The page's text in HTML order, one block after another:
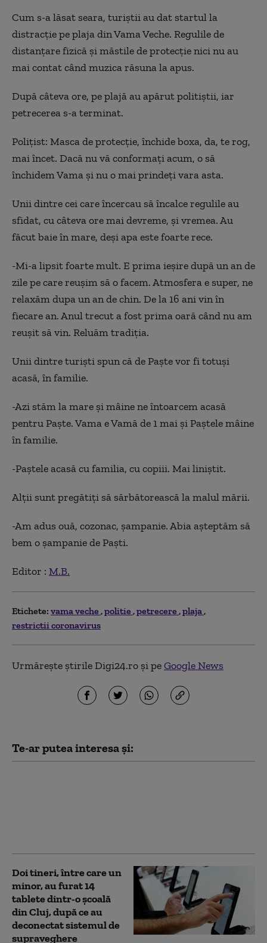
Cum s-a lăsat seara, turiștii au dat startul la
distracție pe plaja din Vama Veche. Regulile de
distanțare fizică și măstile de protecție nici nu au
mai contat când muzica răsuna la apus.
După câteva ore, pe plajă au apărut politiștii, iar
petrecerea s-a terminat.
Polițist: Masca de protecție, închide boxa, da, te rog,
mai încet. Dacă nu vă conformați acum, o să
închidem Vama și nu o mai prindeți vara asta.
Unii dintre cei care încercau să încalce regulile au
sfidat, cu câteva ore mai devreme, și vremea. Au
făcut baie în mare, deși apa este foarte rece.
-Mi-a lipsit foarte mult. E prima ieșire după un an de
zile pe care reușim să o facem. Atmosfera e super, ne
relaxăm dupa un an de chin. De la 16 ani vin în
fiecare an. Anul trecut a fost prima oară când nu am
reușit să vin. Reluăm tradiția.
Unii dintre turiști spun că de Paște vor fi totuși
acasă, în familie.
-Azi stăm la mare și mâine ne întoarcem acasă
pentru Paște. Vama e Vamă de 1 mai și Paștele mâine
în familie.
-Paștele acasă cu familia, cu copiii. Mai liniștit.
Alții sunt pregătiți să sărbătorească la malul mării.
-Am adus ouă, cozonac, șampanie. Abia așteptăm să
bem o șampanie de Paști.
Editor : M.B.
Etichete: vama veche politie petrecere plaja
restrictii coronavirus
Urmărește știrile Digi24.ro și peGoogle News
Te-ar putea interesa și:
Doi tineri, între care un
minor, au furat 14
tablete dintr-o şcoală
din Cluj, după ce au
deconectat sistemul de
supraveghere